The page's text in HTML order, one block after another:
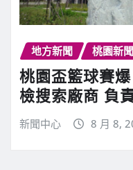
地方新聞 桃園新聞
桃園盃籃球賽
檢搜索廠商 負
新聞中心 8 月 8,